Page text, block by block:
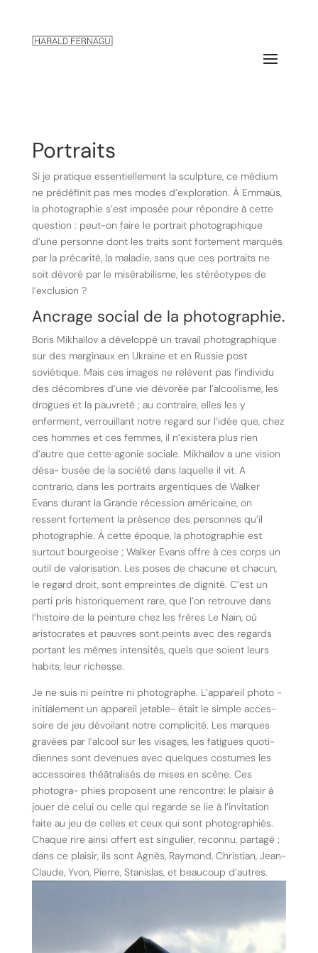
Portraits
Si je pratique essentiellement la sculpture, ce médium
ne prédéfinit pas mes modes d’exploration. À Emmaüs,
la photographie s’est imposée pour répondre à cette
question : peut-on faire le portrait photographique
d’une personne dont les traits sont fortement marqués
par la précarité, la maladie, sans que ces portraits ne
soit dévoré par le misérabilisme, les stéréotypes de
l’exclusion ?
Ancrage social de la photographie.
Boris Mikhaïlov a développé un travail photographique
sur des marginaux en Ukraine et en Russie post
soviétique. Mais ces images ne relèvent pas l’individu
des décombres d’une vie dévorée par l’alcoolisme, les
drogues et la pauvreté ; au contraire, elles les y
enferment, verrouillant notre regard sur l’idée que, chez
ces hommes et ces femmes, il n’existera plus rien
d’autre que cette agonie sociale. Mikhaïlov a une vision
désa- busée de la société dans laquelle il vit. A
contrario, dans les portraits argentiques de Walker
Evans durant la Grande récession américaine, on
ressent fortement la présence des personnes qu’il
photographie. À cette époque, la photographie est
surtout bourgeoise ; Walker Evans offre à ces corps un
outil de valorisation. Les poses de chacune et chacun,
le regard droit, sont empreintes de dignité. C’est un
parti pris historiquement rare, que l’on retrouve dans
l’histoire de la peinture chez les frères Le Nain, où
aristocrates et pauvres sont peints avec des regards
portant les mêmes intensités, quels que soient leurs
habits, leur richesse.
Je ne suis ni peintre ni photographe. L’appareil photo -
initialement un appareil jetable- était le simple acces-
soire de jeu dévoilant notre complicité. Les marques
gravées par l’alcool sur les visages, les fatigues quoti-
diennes sont devenues avec quelques costumes les
accessoires théâtralisés de mises en scène. Ces
photogra- phies proposent une rencontre: le plaisir à
jouer de celui ou celle qui regarde se lie à l’invitation
faite au jeu de celles et ceux qui sont photographiés.
Chaque rire ainsi offert est singulier, reconnu, partagé ;
dans ce plaisir, ils sont Agnès, Raymond, Christian, Jean-
Claude, Yvon, Pierre, Stanislas, et beaucoup d’autres.